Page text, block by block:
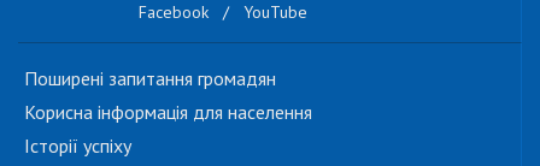
Facebook / YouTube
Поширені запитання громадян
Корисна інформація для населення
Історії успіху